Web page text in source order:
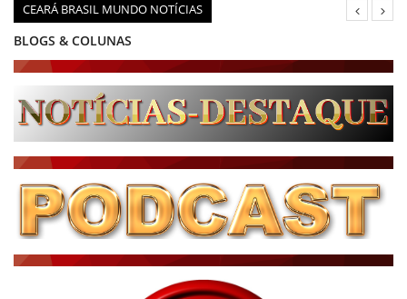
CEARÁ BRASIL MUNDO NOTÍCIAS
BLOGS & COLUNAS
PODCAST - PONTO DE VISTA
BRASIL DE FATO - ÚLTIMAS NOTÍCIAS
ÚLTIMAS NOTÍCIAS
NOTÍCIAS TAMBÉM NA TELA
BRASIL MUNDO AO VIVO